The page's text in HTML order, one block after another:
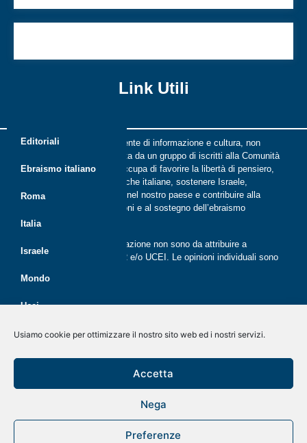
Usiamo cookie per ottimizzare il nostro sito web ed i nostri servizi.
Accetta
Nega
Preferenze
Link Utili
Editoriali
Ebraismo italiano
Roma
Italia
Israele
Mondo
Ucei
CER
Giovani
Economia
Riflessi è una rivista indipendente di informazione e cultura, non
periodica, digitale e on line nata da un gruppo di iscritti alla Comunità
ebraica di Roma. Riflessi si occupa di favorire la libertà di pensiero,
il dialogo tra le comunità ebraiche italiane, sostenere Israele,
promuovere la cultura ebraica nel nostro paese e contribuire alla
crescita delle nuove generazioni e al sostegno dell’ebraismo
italiano.
Le opinioni espresse dalla redazione non sono da attribuire a
nessuna lista presente in CER e/o UCEI. Le opinioni individuali sono
Rivista on line dal 2020